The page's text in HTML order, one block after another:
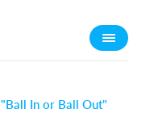
In or Ball Out"